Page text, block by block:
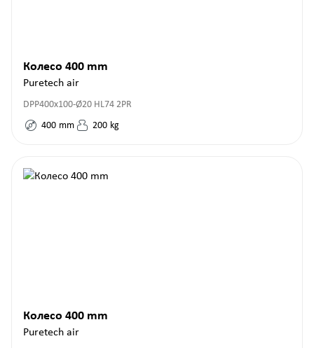
Колесо 400 mm
Puretech air
DPP400x100-Ø20 HL74 2PR
400 mm 200 kg
Колесо 400 mm
Puretech air